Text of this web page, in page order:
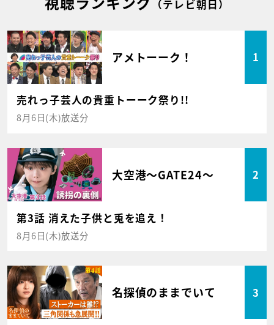
（テレビ朝日）
アメトーーク！ 1
売れっ子芸人の貴重トーーク祭り!!
8月6日(木)放送分
大空港～GATE24～ 2
第3話 消えた子供と兎を追え！
8月6日(木)放送分
名探偵のままでいて 3